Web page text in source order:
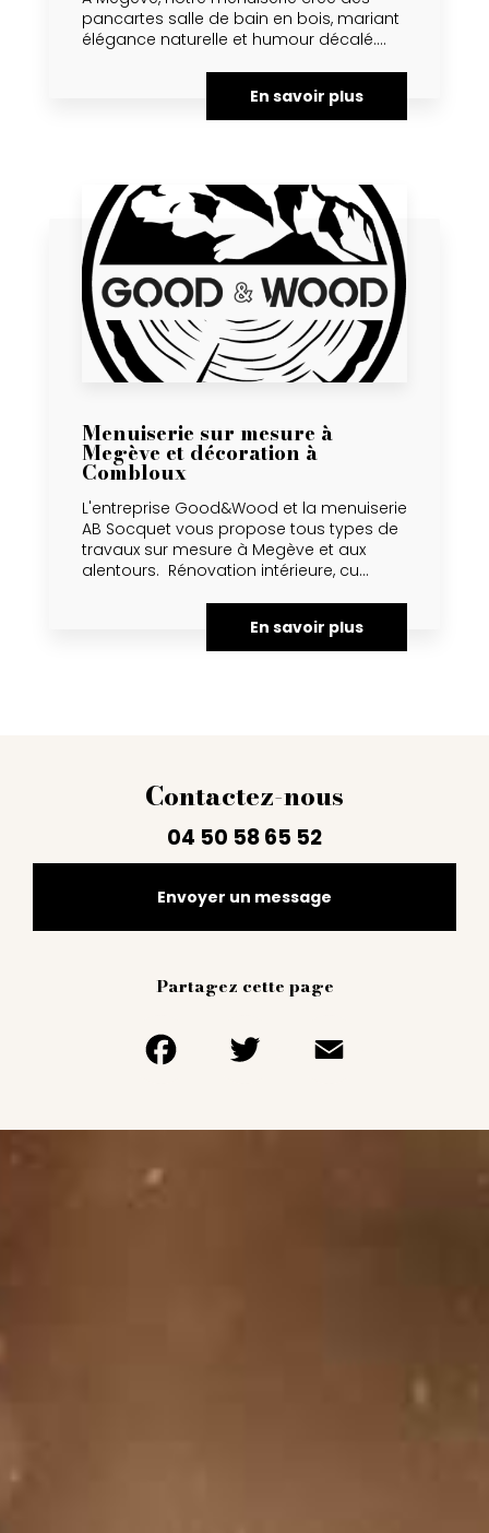
pancartes salle de bain en bois, mariant
élégance naturelle et humour décalé....
En savoir plus
Menuiserie sur mesure à
Megève et décoration à
Combloux
L'entreprise Good&Wood et la menuiserie
AB Socquet vous propose tous types de
travaux sur mesure à Megève et aux
alentours. Rénovation intérieure, cu...
En savoir plus
Contactez-nous
04 50 58 65 52
Envoyer un message
Partagez cette page